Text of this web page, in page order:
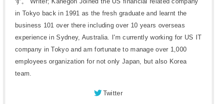
in Tokyo back in 1991 as the fresh graduate and learnt the
business 101 over there including over 10 years overseas
experience in Sydney, Australia. I'm currently working for US IT
company in Tokyo and am fortunate to manage over 1,000
employees organization for not only Japan, but also Korea
team.
Twitter